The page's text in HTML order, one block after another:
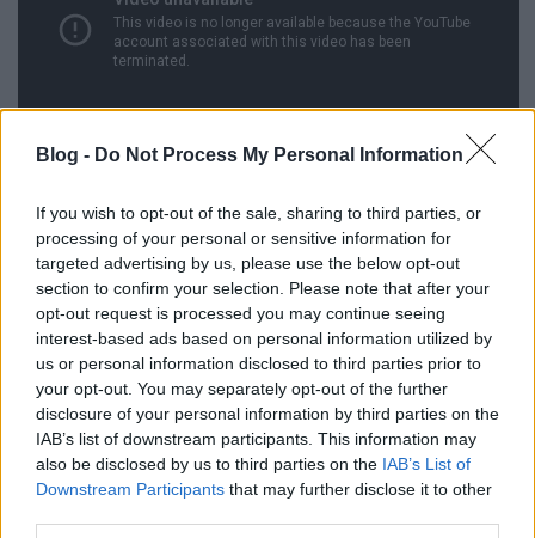
Blog - Do Not Process My Personal Information
If you wish to opt-out of the sale, sharing to third parties, or
processing of your personal or sensitive information for
targeted advertising by us, please use the below opt-out
section to confirm your selection. Please note that after your
opt-out request is processed you may continue seeing
interest-based ads based on personal information utilized by
us or personal information disclosed to third parties prior to
your opt-out. You may separately opt-out of the further
disclosure of your personal information by third parties on the
IAB’s list of downstream participants. This information may
also be disclosed by us to third parties on the IAB’s List of
Downstream Participants that may further disclose it to other
Wayne Coyne tisztelgése a Radiohead előtt az esti
Flaming Lips-koncerten: